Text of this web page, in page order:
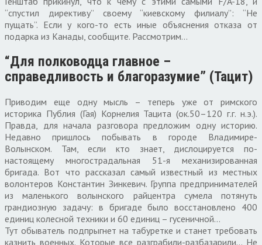
“спустил директиву” своему “киевскому филиалу”: “Не
пущать”. Если у кого-то есть иные объяснения отказа от
подарка из Канады, сообщите. Рассмотрим…
“Для полководца главное –
справедливость и благоразумие” (Тацит)
Приводим еще одну мысль – теперь уже от римского
историка Публия (Гая) Корнелия Тацита (ок.50–120 г.г. н.э.).
Правда, для начала разговора предложим одну историю.
Недавно пришлось побывать в городе Владимире-
Волынском. Там, если кто знает, дислоцируется по-
настоящему многострадальная 51-я механизированная
бригада. Вот что рассказал самый известный из местных
волонтеров Константин Зинкевич. Группа предпринимателей
из маленького волынского райцентра сумела потянуть
грандиозную задачу: в бригаде было восстановлено 400
единиц колесной техники и 60 единиц – гусеничной…
Тут обыватель подпрыгнет на табуретке и станет требовать
казнить военных. Которые все разграбили-разбазарили… Не